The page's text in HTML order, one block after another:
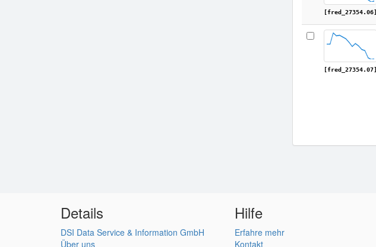
[fred_27354.06]
[fred_27354.07]
Details
DSI Data Service & Information GmbH
Über uns
Hilfe
Erfahre mehr
Kontakt